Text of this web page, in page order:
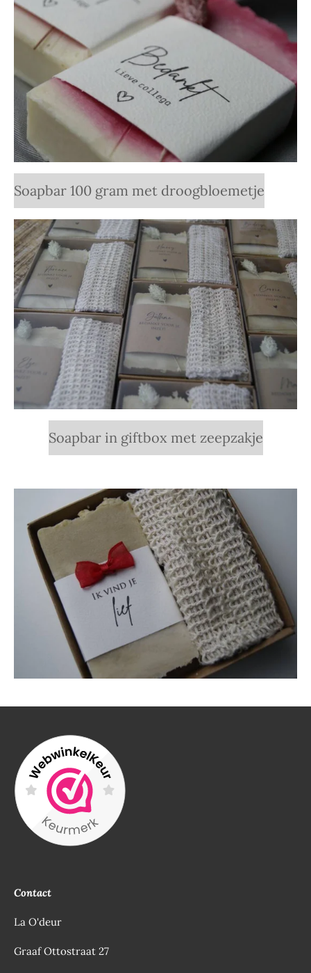
Soapbar 100 gram met droogbloemetje
Soapbar in giftbox met zeepzakje
Contact
La O'deur
Graaf Ottostraat 27